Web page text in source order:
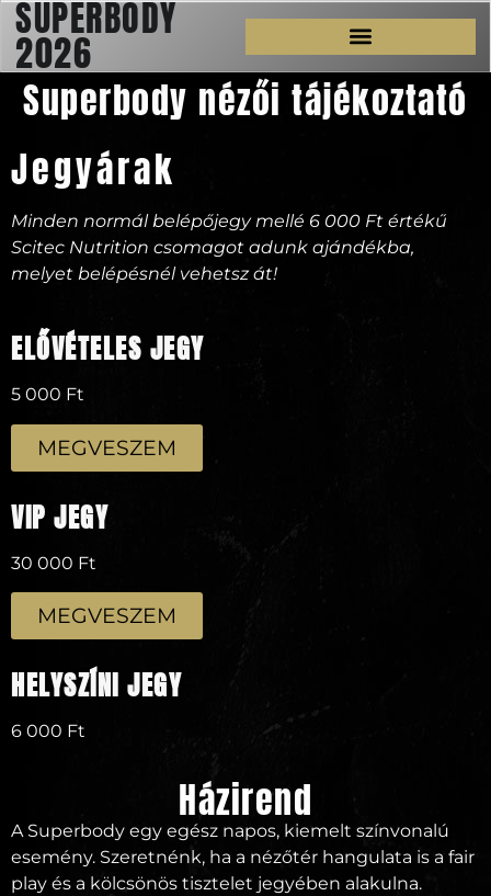
SUPERBODY
2026
Superbody nézői tájékoztató
Jegyárak
Minden normál belépőjegy mellé 6 000 Ft értékű
Scitec Nutrition csomagot adunk ajándékba,
melyet belépésnél vehetsz át!
ELŐVÉTELES JEGY
5 000 Ft
MEGVESZEM
VIP JEGY
30 000 Ft
MEGVESZEM
HELYSZÍNI JEGY
6 000 Ft
Házirend
A Superbody egy egész napos, kiemelt színvonalú
esemény. Szeretnénk, ha a nézőtér hangulata is a fair
play és a kölcsönös tisztelet jegyében alakulna.